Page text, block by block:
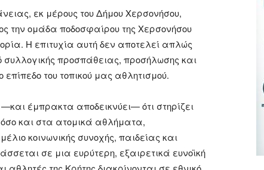
εκ μέρους του Δήμου Χερσονήσου,
την ομάδα ποδοσφαίρου της Χερσονήσου
Η επιτυχία αυτή δεν αποτελεί απλώς
προσπάθειας, προσήλωσης και
του τοπικού μας αθλητισμού.
έμπρακτα αποδεικνύει— ότι στηρίζει
και στα ατομικά αθλήματα,
κοινωνικής συνοχής, παιδείας και
σε μια ευρύτερη, εξαιρετικά ευνοϊκή